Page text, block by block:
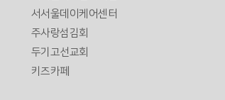
서서울데이케어센터
주사랑섬김회
두기고선교회
키즈카페